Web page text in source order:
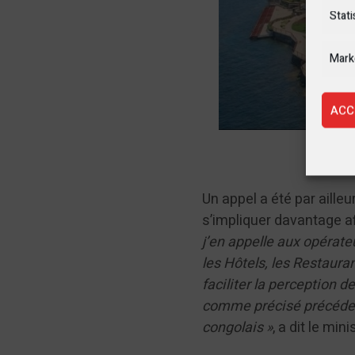
Un appel a été par
s’impliquer davantage
j’en appelle aux
les Hôtels, les
faciliter la perception
comme précisé
congolais », a dit le